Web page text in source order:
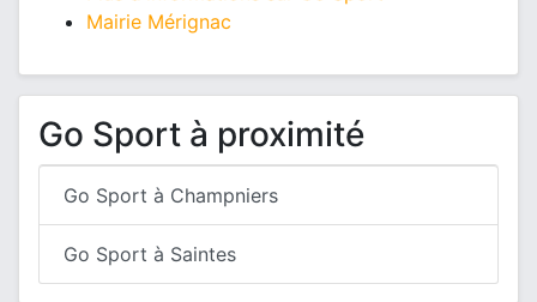
Mairie Mérignac
Go Sport à proximité
Go Sport à Champniers
Go Sport à Saintes